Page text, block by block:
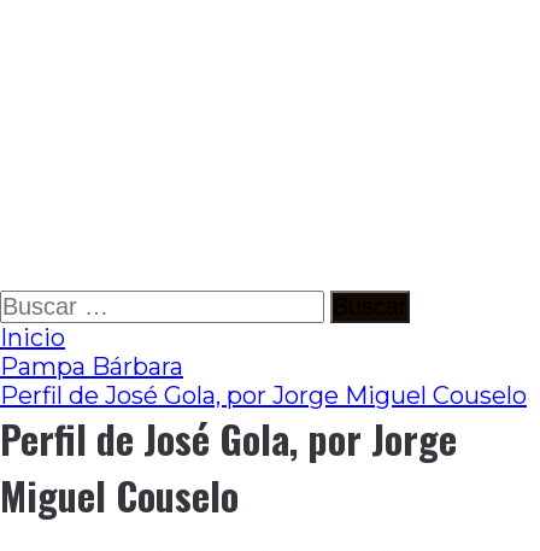
Ir
al
contenido
Buscar:
Inicio
Pampa Bárbara
Perfil de José Gola, por Jorge Miguel Couselo
Perfil de José Gola, por Jorge
Miguel Couselo